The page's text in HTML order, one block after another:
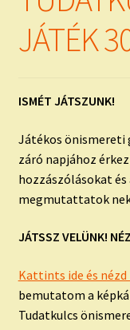
ISMERJ MEG!
TAROT ELEMZÉS
AJÁNDÉKOKKAL!
JÁTÉK
ISMÉT JÁTSZUNK!
Játékos önismereti
záró napjához
hozzászólásokat
megmutattatok
JÁTSSZ VELÜNK!
Kattints ide és
bemutatom a
Tudatkulcs